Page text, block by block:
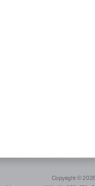
Copyright ©